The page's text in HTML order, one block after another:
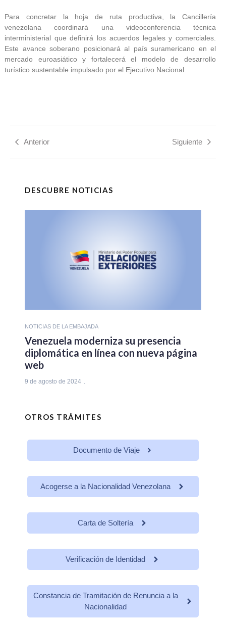
Para concretar la hoja de ruta productiva, la Cancillería
venezolana coordinará una videoconferencia técnica
interministerial que definirá los acuerdos legales y comerciales.
Este avance soberano posicionará al país suramericano en el
mercado euroasiático y fortalecerá el modelo de desarrollo
turístico sustentable impulsado por el Ejecutivo Nacional.
Anterior Siguiente
DESCUBRE NOTICIAS
NOTICIAS DE LA EMBAJADA
Venezuela moderniza su presencia
diplomática en línea con nueva página
web
9 de agosto de 2024
OTROS TRÁMITES
Documento de Viaje
Acogerse a la Nacionalidad Venezolana
Carta de Soltería
Verificación de Identidad
Constancia de Tramitación de Renuncia a la
Nacionalidad